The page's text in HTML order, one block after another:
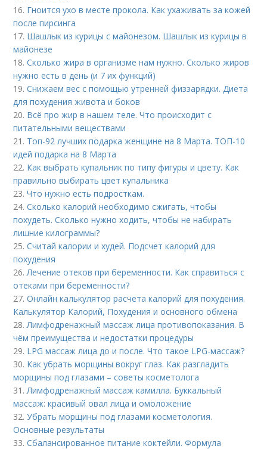
16. Гноится ухо в месте прокола. Как ухаживать за кожей
после пирсинга
17. Шашлык из курицы с майонезом. Шашлык из курицы в
майонезе
18.Сколько жира в организме нам нужно. Сколько жиров
нужно есть в день (и 7 их функций)
19.Снижаем вес с помощью утренней физзарядки. Диета
для похудения живота и боков
20. Всё про жир в нашем теле. Что происходит с
питательными веществами
21. Топ-92 лучших подарка женщине на 8 Марта. ТОП-10
идей подарка на 8 Марта
22. Как выбрать купальник по типу фигуры и цвету. Как
правильно выбирать цвет купальника
23.Что нужно есть подросткам.
24.Сколько калорий необходимо сжигать, чтобы
похудеть. Сколько нужно ходить, чтобы не набирать
лишние килограммы?
25.Считай калории и худей. Подсчет калорий для
похудения
26.Лечение отеков при беременности. Как справиться с
отеками при беременности?
27.Онлайн калькулятор расчета калорий для похудения.
Калькулятор Калорий, Похудения и основного обмена
28.Лимфодренажный массаж лица противопоказания. В
чём преимущества и недостатки процедуры
29. LPG массаж лица до и после. Что такое LPG-массаж?
30. Как убрать морщины вокруг глаз. Как разгладить
морщины под глазами – советы косметолога
31.Лимфодренажный массаж камилла. Буккальный
массаж: красивый овал лица и омоложение
32.Убрать морщины под глазами косметология.
Основные результаты
33.Сбалансированное питание коктейли. Формула